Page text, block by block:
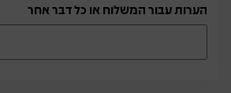
הערות עבור המשלוח או כל דבר אחר